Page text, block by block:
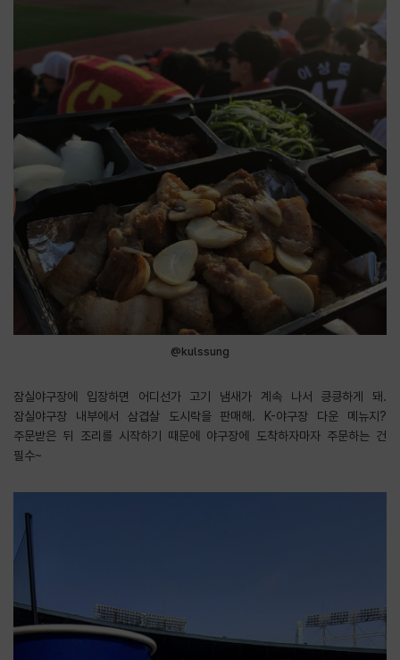
@kulssung
잠실야구장에 입장하면 어디선가 고기 냄새가 계속 나서 킁킁하게 돼.
잠실야구장 내부에서 삼겹살 도시락을 판매해. K-야구장 다운 메뉴지?
주문받은 뒤 조리를 시작하기 때문에 야구장에 도착하자마자 주문하는 건
필수~